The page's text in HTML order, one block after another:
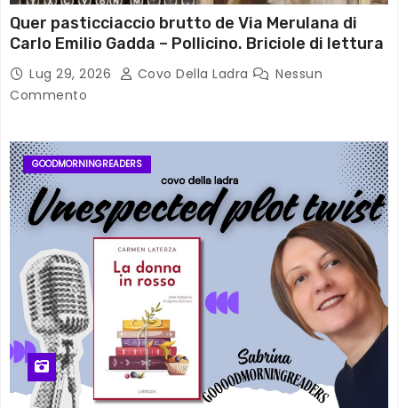
Quer pasticciaccio brutto de Via Merulana di
Carlo Emilio Gadda – Pollicino. Briciole di lettura
Lug 29, 2026 Covo Della Ladra
Nessun
Commento
GOODMORNINGREADERS